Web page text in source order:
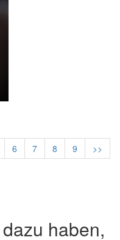
6 7 8 9
>>
haben,